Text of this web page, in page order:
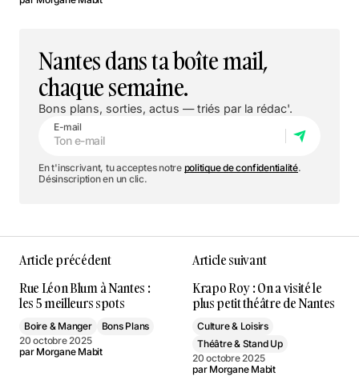
Nantes dans ta boîte mail,
chaque semaine.
Bons plans, sorties, actus — triés par la rédac'.
E-mail
En t'inscrivant, tu acceptes notre politique de confidentialité.
Désinscription en un clic.
Article précédent
Rue Léon Blum à Nantes :
les 5 meilleurs spots
Boire & Manger
Bons Plans
20 octobre 2025
par Morgane Mabit
Article suivant
Krapo Roy : On a visité le
plus petit théâtre de Nantes
Culture & Loisirs
Théâtre & Stand Up
20 octobre 2025
par Morgane Mabit